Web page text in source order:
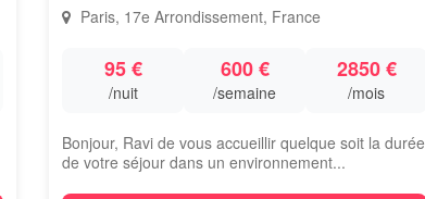
Paris, 17e Arrondissement, France
95 €
/nuit
600 €
/semaine
2850 €
/mois
Bonjour, Ravi de vous accueillir quelque soit la durée
de votre séjour dans un environnement...